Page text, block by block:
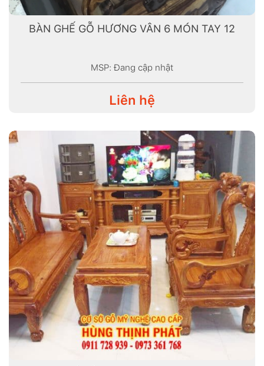
BÀN GHẾ GỖ HƯƠNG VÂN 6 MÓN TAY 12
MSP: Đang cập nhật
Liên hệ